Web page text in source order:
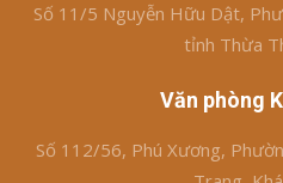
Số 11/5 Nguyễn Hữu Dật,
tỉnh Thừa
Văn phòng
Số 112/56, Phú Xương,